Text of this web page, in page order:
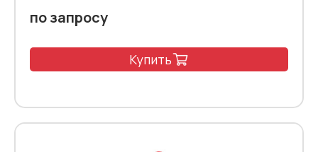
по запросу
Купить